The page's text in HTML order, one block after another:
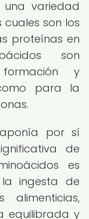
variedad
cuales son los
proteínas en
son
y
para la
por sí
de
es
ingesta de
equilibrada y